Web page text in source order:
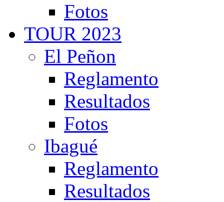
Fotos
TOUR 2023
El Peñon
Reglamento
Resultados
Fotos
Ibagué
Reglamento
Resultados